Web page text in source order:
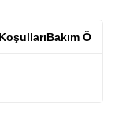
Bakım